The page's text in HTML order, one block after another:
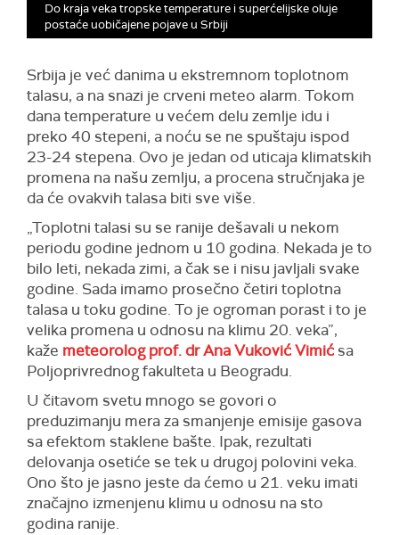
Do kraja veka tropske temperature i superćelijske oluje
postaće uobičajene pojave u Srbiji
Srbija je već danima u ekstremnom toplotnom
talasu, a na snazi je crveni meteo alarm. Tokom
dana temperature u većem delu zemlje idu i
preko 40 stepeni, a noću se ne spuštaju ispod
23-24 stepena. Ovo je jedan od uticaja klimatskih
promena na našu zemlju, a procena stručnjaka je
da će ovakvih talasa biti sve više.
„Toplotni talasi su se ranije dešavali u nekom
periodu godine jednom u 10 godina. Nekada je to
bilo leti, nekada zimi, a čak se i nisu javljali svake
godine. Sada imamo prosečno četiri toplotna
talasa u toku godine. To je ogroman porast i to je
velika promena u odnosu na klimu 20. veka”,
kaže meteorolog prof. dr Ana Vuković Vimić sa
Poljoprivrednog fakulteta u Beogradu.
U čitavom svetu mnogo se govori o
preduzimanju mera za smanjenje emisije gasova
sa efektom staklene bašte. Ipak, rezultati
delovanja osetiće se tek u drugoj polovini veka.
Ono što je jasno jeste da ćemo u 21. veku imati
značajno izmenjenu klimu u odnosu na sto
godina ranije.